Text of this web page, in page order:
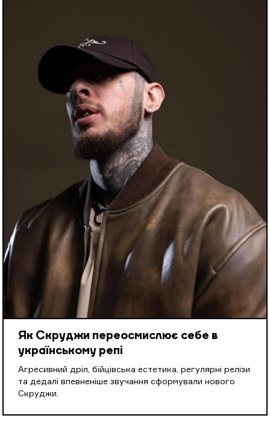
Як Скруджи переосмислює себе в
українському репі
Агресивний дріл, бійцівська естетика, регулярні релізи
та дедалі впевненіше звучання сформували нового
Скруджи.